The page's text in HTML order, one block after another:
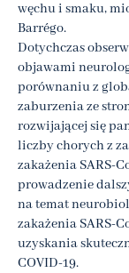
węchu i smaku,
Barrégo.
Dotychczas
objawami
porównaniu z
zaburzenia ze
rozwijającej się
liczby chorych z
zakażenia SARS-
prowadzenie
na temat
zakażenia SARS-
uzyskania
COVID-19.